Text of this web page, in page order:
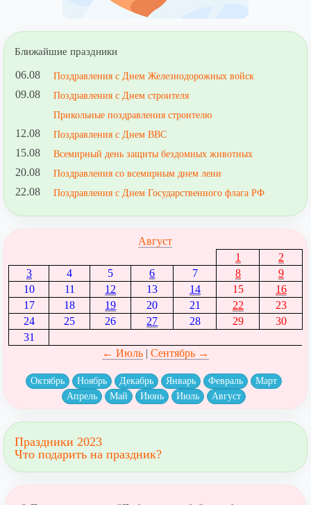
Ближайшие праздники
06.08 Поздравления с Днем Железнодорожных войск
09.08
Поздравления с Днем строителя
Прикольные поздравления строителю
12.08 Поздравления с Днем ВВС
15.08 Всемирный день защиты бездомных животных
20.08 Поздравления со всемирным днем лени
22.08 Поздравления с Днем Государственного флага РФ
Август
1
2
3
4 5 6 7 8
9
10
11 12 13 14 15
16
17
18 19 20 21 22
23
24
25 26 27 28 29
30
31
← Июль| Сентябрь →
Октябрь Ноябрь Декабрь Январь Февраль
Март
Апрель
Май Июнь Июль Август
Праздники 2023
Что подарить на праздник?